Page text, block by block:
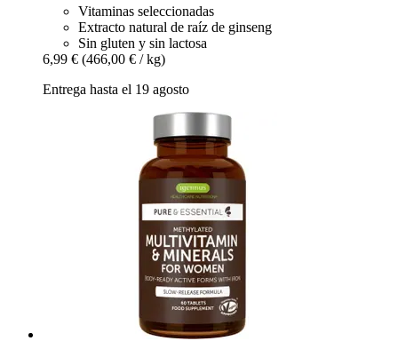
Vitaminas seleccionadas
Extracto natural de raíz de ginseng
Sin gluten y sin lactosa
6,99 € (466,00 € / kg)
Entrega hasta el 19 agosto